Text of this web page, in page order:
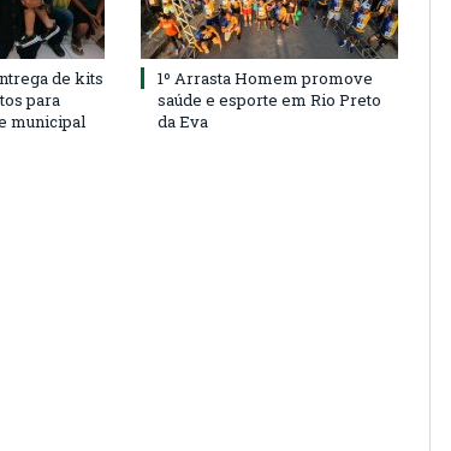
de kits
para
municipal
1º Arrasta Homem promove
saúde e esporte em Rio Preto
da Eva